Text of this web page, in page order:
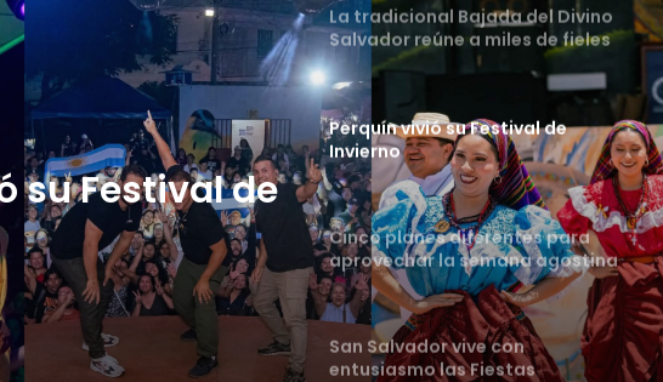
su Festival de
diferentes
la
Perquín vivió su Festival de
Invierno
Cinco planes diferentes para
aprovechar la semana agostina
San Salvador vive con
entusiasmo las Fiestas
Agostinas
Oriente espera a los viajeros
estas vacaciones agostinas